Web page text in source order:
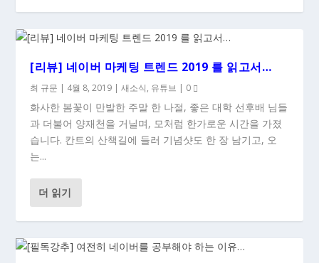
[리뷰] 네이버 마케팅 트렌드 2019 를 읽고서…
최 규문 | 4월 8, 2019 |새소식, 유튜브 | 0
화사한 봄꽃이 만발한 주말 한 나절, 좋은 대학 선후배 님들
과 더불어 양재천을 거닐며, 모처럼 한가로운 시간을 가졌
습니다. 칸트의 산책길에 들러 기념샷도 한 장 남기고, 오
는...
더 읽기